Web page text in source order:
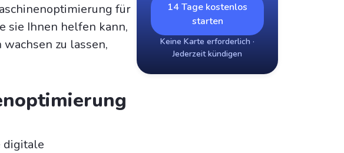
für
sie Ihnen helfen kann,
zu lassen,
digitale
14 Tage kostenlos
starten
Keine Karte erforderlich ·
Jederzeit kündigen